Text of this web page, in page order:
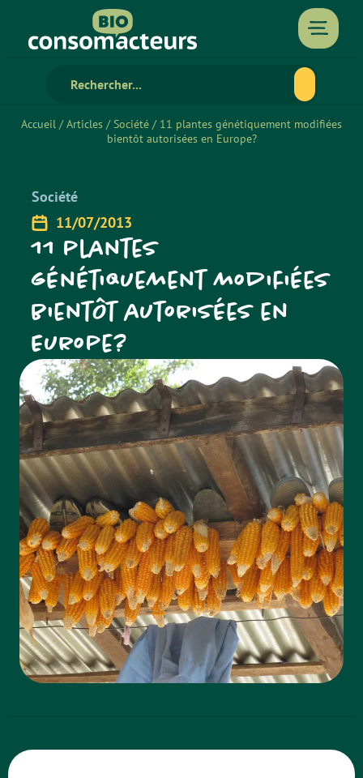
Accueil /Articles /Société / 11 plantes génétiquement modifiées
bientôt autorisées en Europe?
Société
11/07/2013
11 plantes
génétiquement modifiées
bientôt autorisées en
Europe?